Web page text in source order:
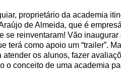
proprietário da academia
de Almeida, que é
se reinventaram! Vão
terá como apoio um “trailer”.
atender os alunos, fazer
o conceito de uma academia